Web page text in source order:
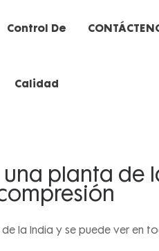
Control De
Calidad
planta de
la India y se puede ver en